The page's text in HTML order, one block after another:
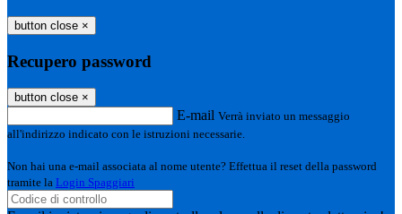
button close ×
Recupero password
button close ×
E-mail Verrà inviato un messaggio
all'indirizzo indicato con le istruzioni necessarie.
Non hai una e-mail associata al nome utente? Effettua il reset della password
tramite la Login Spaggiari